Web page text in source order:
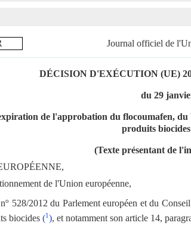
Journal officiel de
DÉCISION D'EXÉCUTION (UE)
du 29
de l'approbation du flocoumafen, du
produits
(Texte présentant de
de l'Union européenne,
o 528/2012 du Parlement européen et du
biocides (1), et notamment son article 14,